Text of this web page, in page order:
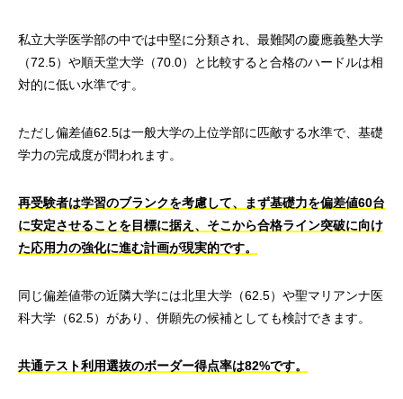
私立大学医学部の中では中堅に分類され、最難関の慶應義塾大学
（72.5）や順天堂大学（70.0）と比較すると合格のハードルは相
対的に低い水準です。
ただし偏差値62.5は一般大学の上位学部に匹敵する水準で、基礎
学力の完成度が問われます。
再受験者は学習のブランクを考慮して、まず基礎力を偏差値60台
に安定させることを目標に据え、そこから合格ライン突破に向け
た応用力の強化に進む計画が現実的です。
同じ偏差値帯の近隣大学には北里大学（62.5）や聖マリアンナ医
科大学（62.5）があり、併願先の候補としても検討できます。
共通テスト利用選抜のボーダー得点率は82%です。